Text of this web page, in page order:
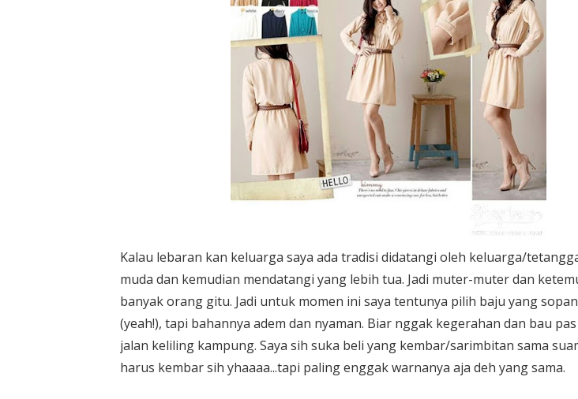
Kalau lebaran kan keluarga saya ada tradisi didatangi oleh keluarga/
muda dan kemudian mendatangi yang lebih tua. Jadi muter-muter dan
banyak orang gitu. Jadi untuk momen ini saya tentunya pilih baju yang
(yeah!), tapi bahannya adem dan nyaman. Biar nggak kegerahan dan bau
jalan keliling kampung. Saya sih suka beli yang kembar/sarimbitan sama
harus kembar sih yhaaaa...tapi paling enggak warnanya aja deh yang sama.